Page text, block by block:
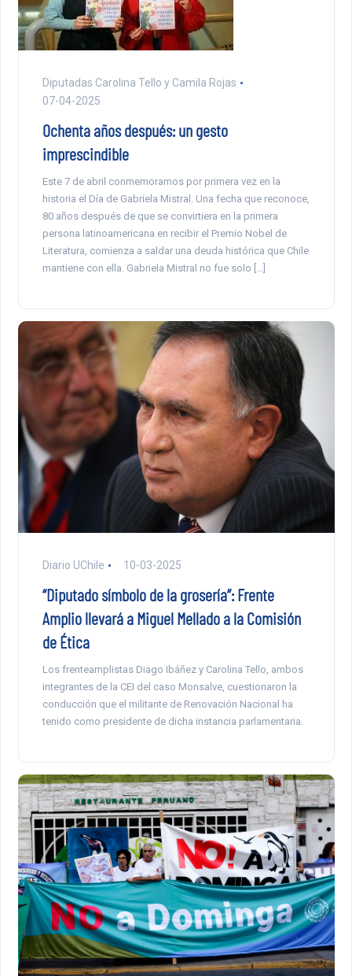
Diputadas Carolina Tello y Camila Rojas
07-04-2025
Ochenta años después: un gesto
imprescindible
Este 7 de abril conmemoramos por primera vez en la
historia el Día de Gabriela Mistral. Una fecha que reconoce,
80 años después de que se convirtiera en la primera
persona latinoamericana en recibir el Premio Nobel de
Literatura, comienza a saldar una deuda histórica que Chile
mantiene con ella. Gabriela Mistral no fue solo […]
Diario UChile 10-03-2025
“Diputado símbolo de la grosería”: Frente
Amplio llevará a Miguel Mellado a la Comisión
de Ética
Los frenteamplistas Diago Ibáñez y Carolina Tello, ambos
integrantes de la CEI del caso Monsalve, cuestionaron la
conducción que el militante de Renovación Nacional ha
tenido como presidente de dicha instancia parlamentaria.